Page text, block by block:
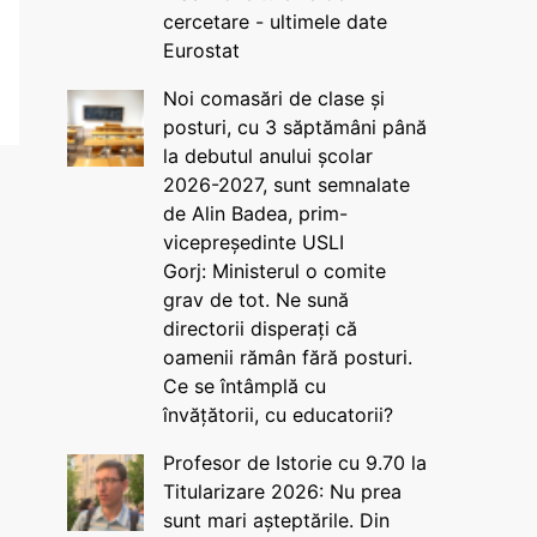
cercetare - ultimele date
Eurostat
Noi comasări de clase și
posturi, cu 3 săptămâni până
la debutul anului școlar
2026-2027, sunt semnalate
de Alin Badea, prim-
vicepreședinte USLI
Gorj: Ministerul o comite
grav de tot. Ne sună
directorii disperați că
oamenii rămân fără posturi.
Ce se întâmplă cu
învățătorii, cu educatorii?
Profesor de Istorie cu 9.70 la
Titularizare 2026: Nu prea
sunt mari așteptările. Din